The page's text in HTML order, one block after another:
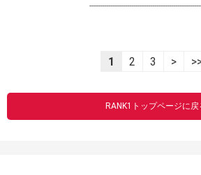
1 2 3 >
RANK1トップページに戻